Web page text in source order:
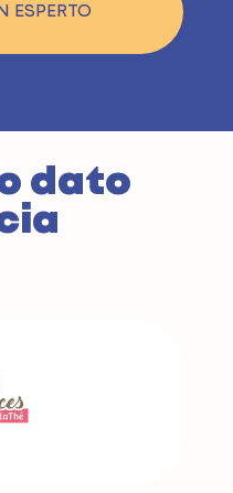
ESPERTO
dato